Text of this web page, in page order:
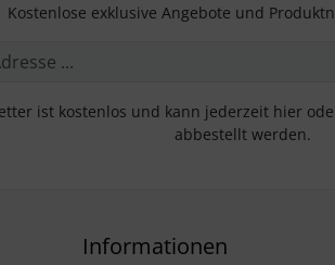
Kostenlose exklusive Angebote und
ist kostenlos und kann jederzeit hier
abbestellt werden.
Informationen